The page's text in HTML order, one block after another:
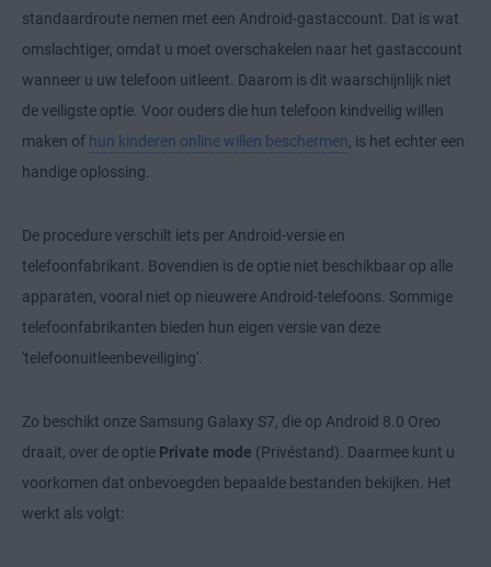
standaardroute nemen met een Android-gastaccount. Dat is wat
omslachtiger, omdat u moet overschakelen naar het gastaccount
wanneer u uw telefoon uitleent. Daarom is dit waarschijnlijk niet
de veiligste optie. Voor ouders die hun telefoon kindveilig willen
maken of hun kinderen online willen beschermen, is het echter een
handige oplossing.
De procedure verschilt iets per Android-versie en
telefoonfabrikant. Bovendien is de optie niet beschikbaar op alle
apparaten, vooral niet op nieuwere Android-telefoons. Sommige
telefoonfabrikanten bieden hun eigen versie van deze
'telefoonuitleenbeveiliging'.
Zo beschikt onze Samsung Galaxy S7, die op Android 8.0 Oreo
draait, over de optie Private mode (Privéstand). Daarmee kunt u
voorkomen dat onbevoegden bepaalde bestanden bekijken. Het
werkt als volgt: